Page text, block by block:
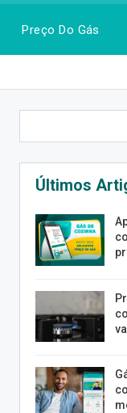
Preço Do Gás
Últimos